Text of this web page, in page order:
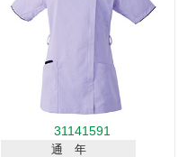
31141591
通 年